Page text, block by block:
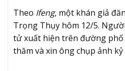
Theo Ifeng, một khán giả
Trọng Thụy hôm 12/5.
tử xuất hiện trên đường
thăm và xin ông chụp ảnh kỷ